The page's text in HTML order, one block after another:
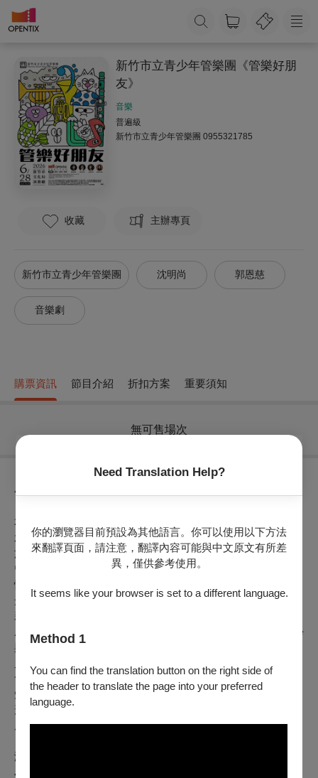
Need Translation Help?
你的瀏覽器目前預設為其他語言。你可以使用以下方法
來翻譯頁面，請注意，翻譯內容可能與中文原文有所差
異，僅供參考使用。
It seems like your browser is set to a different language.
Method 1
You can find the translation button on the right side of
the header to translate the page into your preferred
language.
新竹市立青少年管樂團《管樂好朋
友》
音樂
普遍級
新竹市立青少年管樂團 0955321785
收藏 主辦專頁
新竹市立青少年管樂團 沈明尚 郭恩慈
音樂劇
購票資訊 節目介紹 折扣方案 重要須知
無可售場次
節目介紹
本次音樂會希望搭起一座溫暖的橋樑，邀請曾經一同揮灑汗
水、編織旋律的團員們，重拾塵封已久的樂器，再次在熟悉的
旋律中找回青春的悸動與純粹的熱愛。演出曲目特別挑選過去
曾深受喜愛、或大家曾共同演出的經典管樂曲，讓音樂成為記
憶的鑰匙，引領我們一同回到那段歡笑與成長交織的美好時
光。
新竹市立青少年管樂團
成立於1999年八月，26年來在大新竹地區深耕管樂演出、教學
與社區的互動，逐步培育出一批技巧精湛的管樂人才。本團團
會人士。除了每年定期兩次大型管樂演出活動，也參與過國際
知名的音樂慶典，演出頗受好評。新竹市立青少年管樂團演出
形式多元，同時相當注重團員演奏水準之提升。未來將繼續推
廣管樂文化，致力於音樂教育之深耕與普及。
演出曲目：
James Swearingen: CENTURIA